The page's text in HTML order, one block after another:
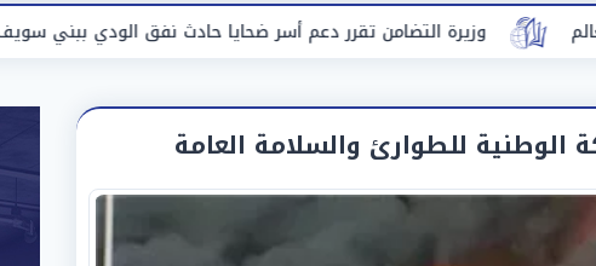
التضامن تقرر دعم أسر ضحايا حادث نفق الودي ببني سويف
للطوارئ والسلامة العامة